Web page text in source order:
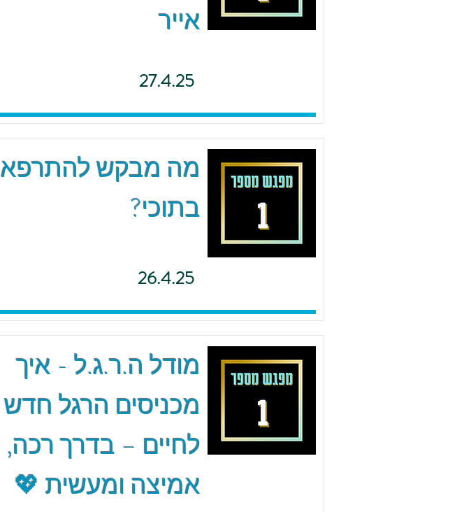
אייר
27.4.25
מה מבקש להתרפא
בתוכי?
26.4.25
מודל ה.ר.ג.ל - איך
מכניסים הרגל חדש
לחיים – בדרך רכה,
אמיצה ומעשית 💖